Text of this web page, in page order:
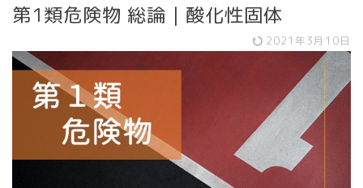
第1類危険物 総論｜酸化性固体
2021年3月10日